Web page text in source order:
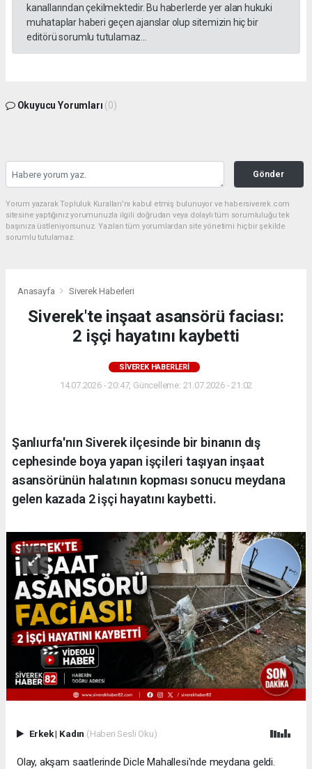
kanallarından çekilmektedir. Bu haberlerde yer alan hukuki
muhataplar haberi geçen ajanslar olup sitemizin hiç bir
editörü sorumlu tutulamaz...
Okuyucu Yorumları (0)
Gönder
Yorum yazarak Topluluk Kuralları’nı kabul etmiş bulunuyor ve habersiverek.com
sitesine yaptığınız yorumunuzla ilgili doğrudan veya dolaylı tüm sorumluluğu tek
başınıza üstleniyorsunuz. Yazılan tüm yorumlardan site yönetimi hiçbir şekilde
sorumlu tutulamaz.
Anasayfa Siverek Haberleri
Siverek'te inşaat asansörü faciası:
2 işçi hayatını kaybetti
SIVEREK HABERLERI
14.07.2026 - 20:47, Güncelleme: 21.07.2026 - 21:02
Şanlıurfa'nın Siverek ilçesinde bir binanın dış
cephesinde boya yapan işçileri taşıyan inşaat
asansörünün halatının kopması sonucu meydana
gelen kazada 2 işçi hayatını kaybetti.
Erkek| Kadın (Haberi Sesli Oku)
Olay, akşam saatlerinde Dicle Mahallesi'nde meydana geldi.